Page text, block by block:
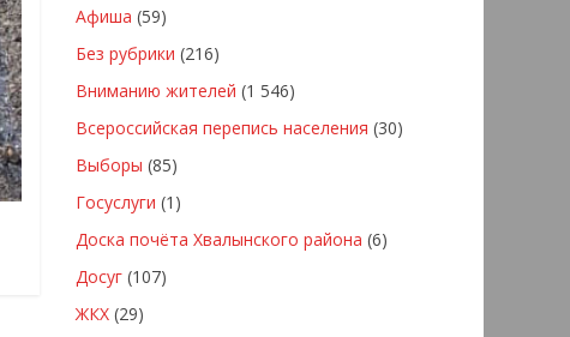
Афиша (59)
Без рубрики (216)
Вниманию жителей (1 546)
Всероссийская перепись населения (30)
Выборы (85)
Госуслуги (1)
Доска почёта Хвалынского района (6)
Досуг (107)
ЖКХ (29)